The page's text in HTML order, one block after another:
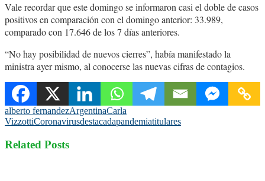
Vale recordar que este domingo se informaron casi el doble de casos
positivos en comparación con el domingo anterior: 33.989,
comparado con 17.646 de los 7 días anteriores.
“No hay posibilidad de nuevos cierres”, había manifestado la
ministra ayer mismo, al conocerse las nuevas cifras de contagios.
alberto fernandezArgentinaCarla
VizzottiCoronavirusdestacadapandemiatitulares
Related Posts